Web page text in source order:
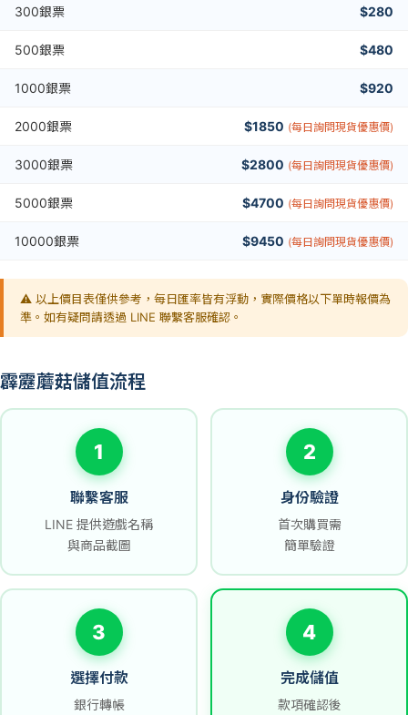
300銀票 $280
500銀票 $480
1000銀票 $920
2000銀票 $1850 (每日詢問現貨優惠價)
3000銀票 $2800 (每日詢問現貨優惠價)
5000銀票 $4700 (每日詢問現貨優惠價)
10000銀票 $9450 (每日詢問現貨優惠價)
⚠️ 以上價目表僅供參考，每日匯率皆有浮動，實際價格以下單時報價為
準。如有疑問請透過 LINE 聯繫客服確認。
霹靂蘑菇儲值流程
1
聯繫客服
LINE 提供遊戲名稱
與商品截圖
2
身份驗證
首次購買需
簡單驗證
3
選擇付款
銀行轉帳
4
完成儲值
款項確認後